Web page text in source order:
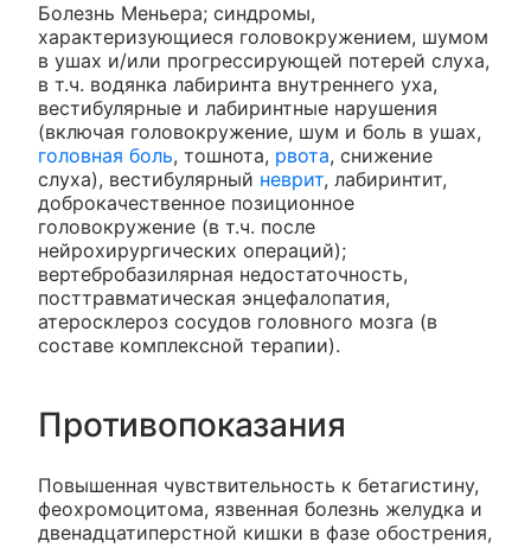
Болезнь Меньера; синдромы,
характеризующиеся головокружением, шумом
в ушах и/или прогрессирующей потерей слуха,
в т.ч. водянка лабиринта внутреннего уха,
вестибулярные и лабиринтные нарушения
(включая головокружение, шум и боль в ушах,
головная боль, тошнота, рвота, снижение
слуха), вестибулярный неврит, лабиринтит,
доброкачественное позиционное
головокружение (в т.ч. после
нейрохирургических операций);
вертебробазилярная недостаточность,
посттравматическая энцефалопатия,
атеросклероз сосудов головного мозга (в
составе комплексной терапии).
Противопоказания
Повышенная чувствительность к бетагистину,
феохромоцитома, язвенная болезнь желудка и
двенадцатиперстной кишки в фазе обострения,